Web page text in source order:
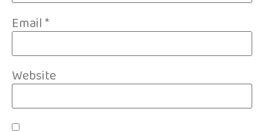
Email*
Website